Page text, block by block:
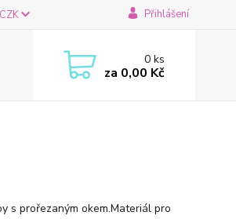
CZK Přihlášení
0ks
za 0,00 Kč
s prořezaným okem.Materiál pro